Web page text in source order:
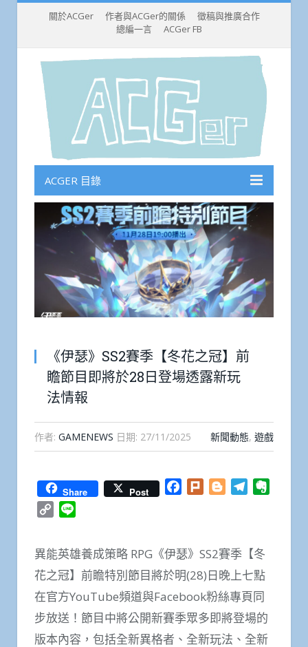
關於ACGer 作者與ACGer的關係
徵稿與推廣合作
總編一言
ACGer FB
ACGER 目錄
《伊瑟》SS2賽季【冬花之冠】前
瞻節目即將於28日登場透露新玩
法情報
作者: GAMENEWS 日期: 27/11/2025 新聞動態, 遊戲
Share Post Facebook
Plurk BloggerTelegram
Copy
異能英雄養成策略 RPG《伊瑟》SS2賽季【冬
花之冠】前瞻特別節目將於明(28)日晚上七點
在官方YouTube頻道與Facebook粉絲專頁同
步放送！節目中將公開新賽季眾多即將登場的
版本內容，包括全新異格者、全新玩法、全新